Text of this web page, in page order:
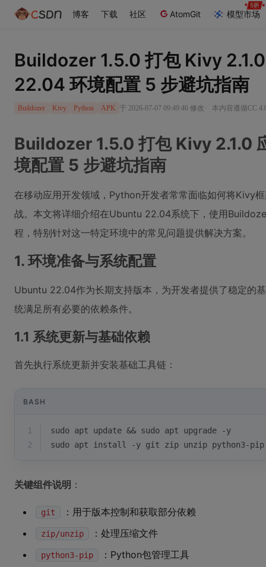
博客 下载 社区 AtomGit 模型市场
Buildozer 1.5.0 打包 Kivy
22.04 环境配置 5 步避坑指南
Buildozer Kivy Python APK 于 2026-07-07 09:49:46 修改 · 本内容遵循CC
Buildozer 1.5.0 打包 Kivy 2.1.0
境配置 5 步避坑指南
在移动应用开发领域，Python开发者常常面临如何将Kivy
战。本文将详细介绍在Ubuntu 22.04系统下，使用
程，特别针对这一特定环境中的常见问题提供解决方案。
1. 环境准备与系统配置
Ubuntu 22.04作为长期支持版本，为开发者提供了稳定的
统满足所有必要的依赖条件。
1.1 系统更新与基础依赖
首先执行系统更新并安装基础工具链：
BASH
1
sudo apt update && sudo apt upgrade -y
2
sudo apt install -y git zip unzip python3-
关键组件说明 ：
git ：用于版本控制和获取部分依赖
zip/unzip ：处理压缩文件
python3-pip
：Python包管理工具